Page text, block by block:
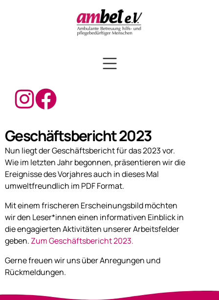
Geschäftsbericht 2023
Nun liegt der Geschäftsbericht für das 2023 vor.
Wie im letzten Jahr begonnen, präsentieren wir die
Ereignisse des Vorjahres auch in dieses Mal
umweltfreundlich im PDF Format.
Mit einem frischeren Erscheinungsbild möchten
wir den Leser*innen einen informativen Einblick in
die engagierten Aktivitäten unserer Arbeitsfelder
geben. Zum Geschäftsbericht 2023.
Gerne freuen wir uns über Anregungen und
Rückmeldungen.